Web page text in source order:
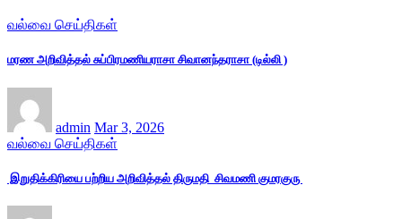
வல்வை செய்திகள்
மரண அறிவித்தல் சுப்பிரமணியராசா சிவானந்தராசா (டில்லி )
admin Mar 3, 2026
வல்வை செய்திகள்
இறுதிக்கிரியை பற்றிய அறிவித்தல் திருமதி சிவமணி குமரகுரு